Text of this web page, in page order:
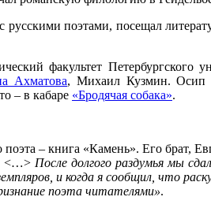
русскими поэтами, посещал
факультет
Ахматова, Михаил Кузмин. Осип
– в кабаре «Бродячая собака».
– книга «Камень». Его брат,
<…> После долгого раздумья мы
и когда я сообщил, что
поэта читателями».